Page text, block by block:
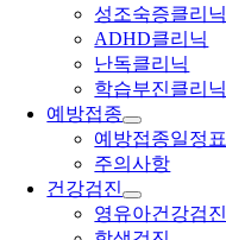
성조숙증클리닉
ADHD클리닉
난독클리닉
학습부진클리닉
예방접종
예방접종일정표
주의사항
건강검진
영유아건강검진